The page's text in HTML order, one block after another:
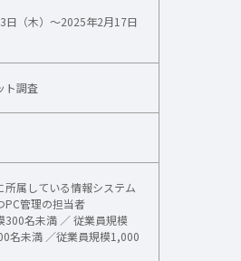
日（木）～2025年2月17日
ト調査
所属している情報システム
PC管理の担当者
300名未満 ／ 従業員規模
名未満 ／従業員規模1,000